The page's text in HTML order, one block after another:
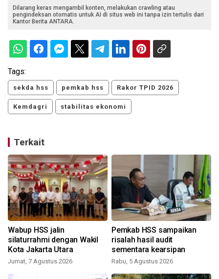
Dilarang keras mengambil konten, melakukan crawling atau
pengindeksan otomatis untuk AI di situs web ini tanpa izin tertulis dari
Kantor Berita ANTARA.
Tags:
sekda hss pemkab hss Rakor TPID 2026
Kemdagri stabilitas ekonomi
Terkait
Wabup HSS jalin
silaturrahmi dengan Wakil
Kota Jakarta Utara
Jumat, 7 Agustus 2026
Pemkab HSS sampaikan
risalah hasil audit
sementara kearsipan
Rabu, 5 Agustus 2026